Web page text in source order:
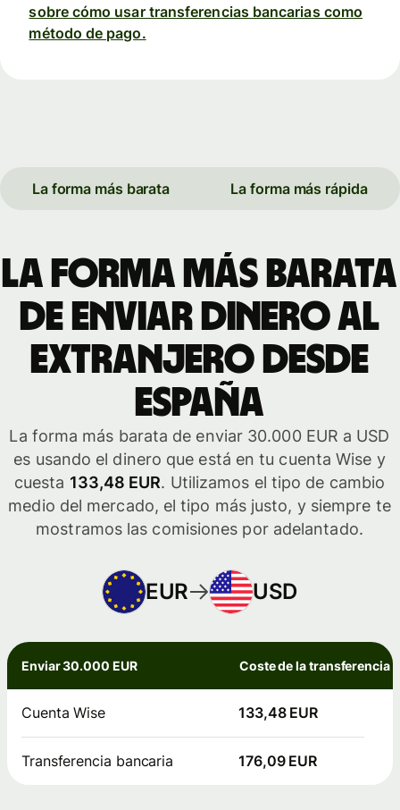
sobre cómo usar transferencias bancarias como
método de pago.
La forma más barata La forma más rápida
La forma más barata
de enviar dinero al
extranjero desde
España
La forma más barata de enviar 30.000 EUR a USD
es usando el dinero que está en tu cuenta Wise y
cuesta 133,48 EUR. Utilizamos el tipo de cambio
medio del mercado, el tipo más justo, y siempre te
mostramos las comisiones por adelantado.
EUR USD
Enviar 30.000 EUR Coste de la transferencia
Cuenta Wise 133,48 EUR
Transferencia bancaria 176,09 EUR